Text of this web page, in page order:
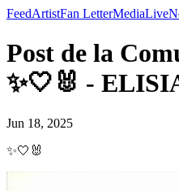
FeedArtistFan LetterMediaLive
Post de la
✨🤍🐰 -
Jun 18, 2025
✨🤍🐰